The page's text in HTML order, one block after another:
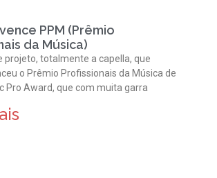
PPM (Prêmio
da Música)
projeto, totalmente a capella, que
o Prêmio Profissionais da Música de
Pro Award, que com muita garra